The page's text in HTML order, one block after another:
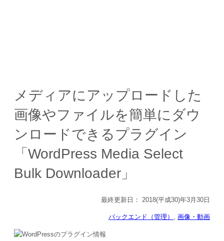
メディアにアップロードした
画像やファイルを簡単にダウ
ンロードできるプラグイン
「WordPress Media Select
Bulk Downloader」
最終更新日： 2018(平成30)年3月30日
バックエンド（管理） , 画像・動画